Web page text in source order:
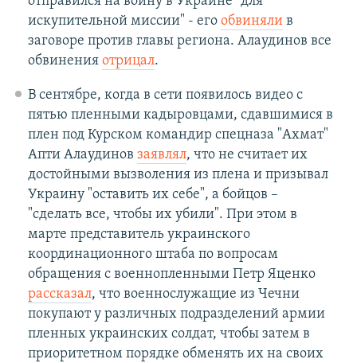
искупительной миссии" - его обвинялив
заговоре против главы региона. Алаудинов все
обвинения отрицал.
В сентябре, когда в сети появилось видео с
пятью пленными кадыровцами, сдавшимися в
плен под Курском командир спецназа "Ахмат"
Апти Алаудинов заявлял, что не считает их
достойными вызволения из плена и призывал
Украину "оставить их себе", а бойцов –
"сделать все, чтобы их убили". При этом в
марте представитель украинского
координационного штаба по вопросам
обращения с военнопленными Петр Яценко
рассказал, что военнослужащие из Чечни
покупают у различных подразделений армии
пленных украинских солдат, чтобы затем в
приоритетном порядке обменять их на своих